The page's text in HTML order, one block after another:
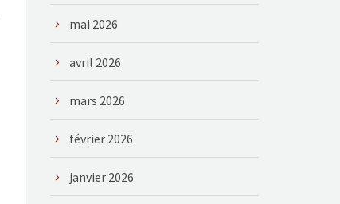
mai 2026
avril 2026
mars 2026
février 2026
janvier 2026